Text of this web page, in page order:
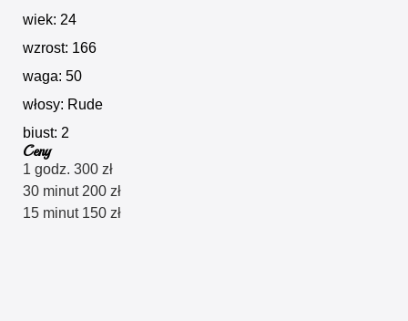
wiek: 24
wzrost: 166
waga: 50
włosy: Rude
biust: 2
Ceny
1 godz. 300 zł
30 minut 200 zł
15 minut 150 zł